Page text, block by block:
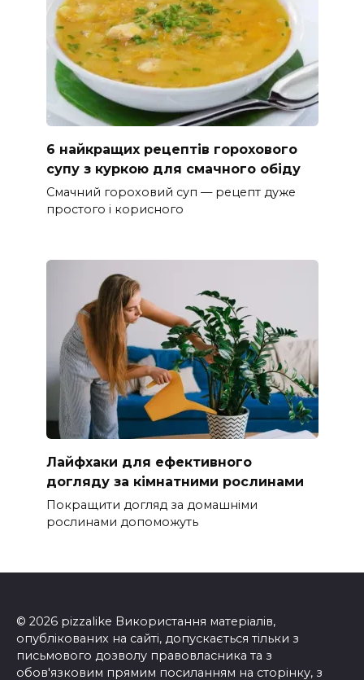
6 найкращих рецептів горохового
супу з куркою для смачного обіду
Смачний гороховий суп — рецепт дуже
простого і корисного
Лайфхаки для ефективного
догляду за кімнатними рослинами
Покращити догляд за домашніми
рослинами допоможуть
© 2026 pizzalike Використання матеріалів,
опублікованих на сайті, допускається тільки з
письмового дозволу правовласника та з
обов'язковим прямим посиланням на сторінку, з